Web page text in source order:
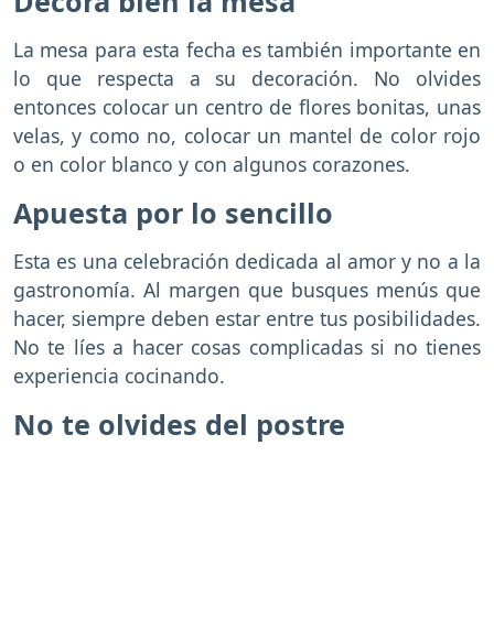
La mesa para esta fecha es también importante en
lo que respecta a su decoración. No olvides
entonces colocar un centro de flores bonitas, unas
velas, y como no, colocar un mantel de color rojo
o en color blanco y con algunos corazones.
Apuesta por lo sencillo
Esta es una celebración dedicada al amor y no a la
gastronomía. Al margen que busques menús que
hacer, siempre deben estar entre tus posibilidades.
No te líes a hacer cosas complicadas si no tienes
experiencia cocinando.
No te olvides del postre